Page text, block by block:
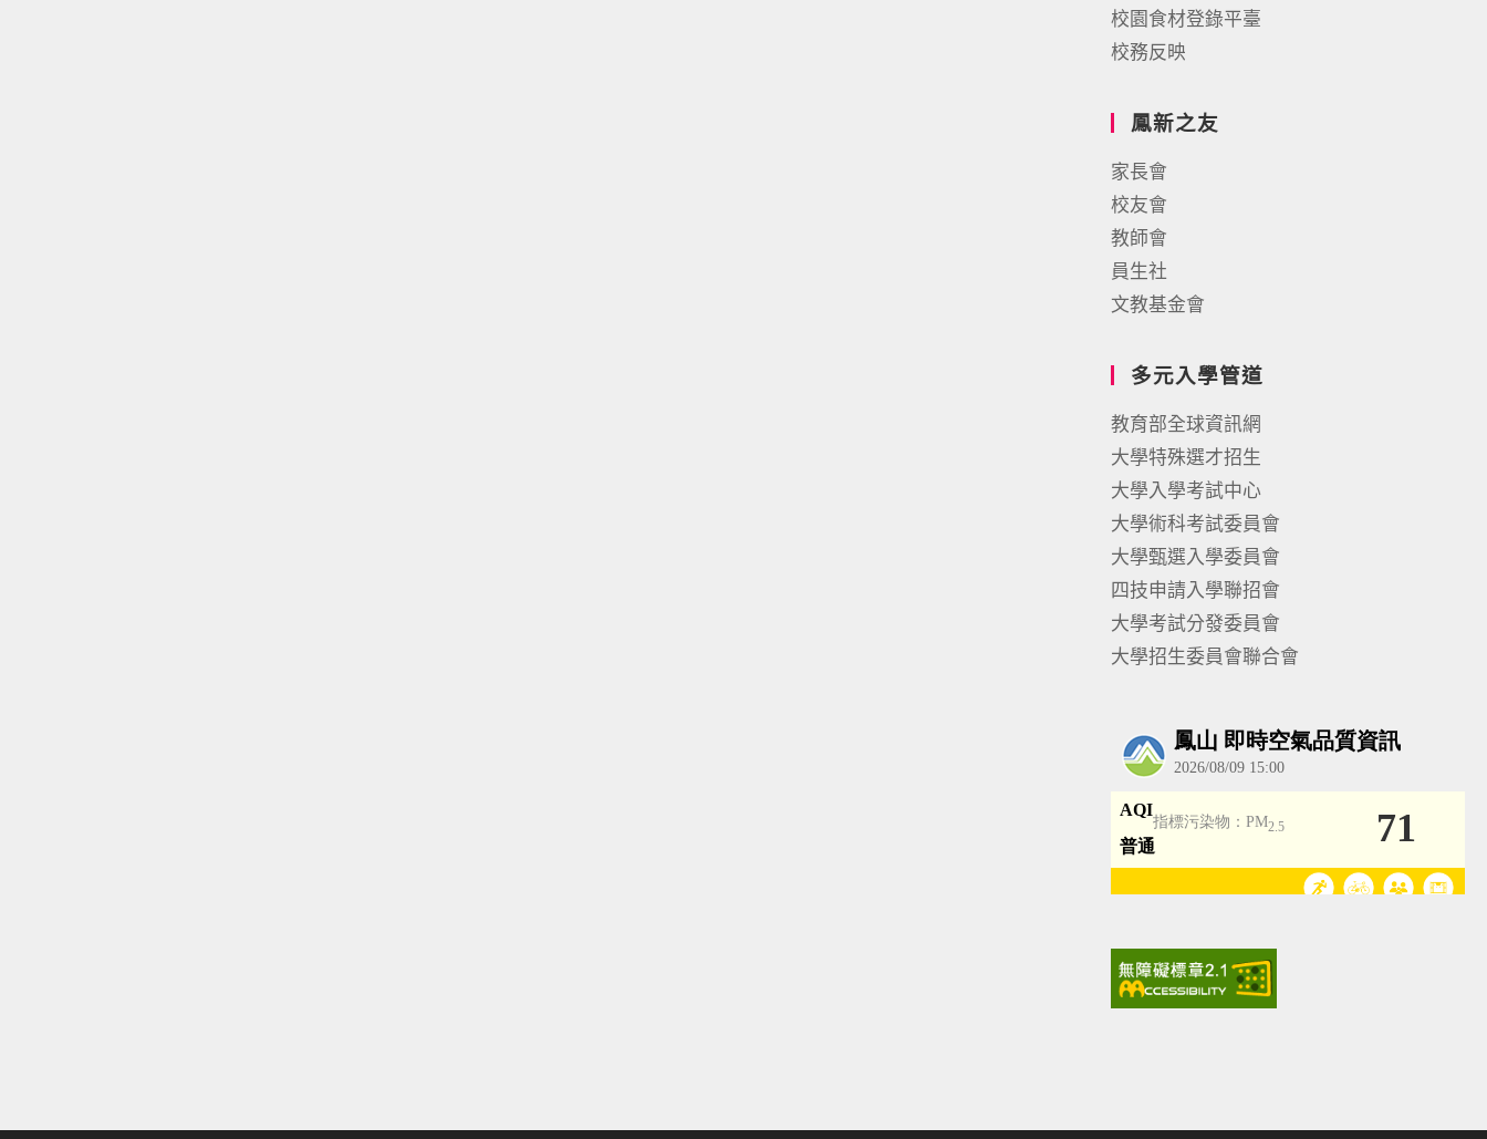
校園食材登錄平臺
校務反映
鳳新之友
家長會
校友會
教師會
員生社
文教基金會
多元入學管道
教育部全球資訊網
大學特殊選才招生
大學入學考試中心
大學術科考試委員會
大學甄選入學委員會
四技申請入學聯招會
大學考試分發委員會
大學招生委員會聯合會